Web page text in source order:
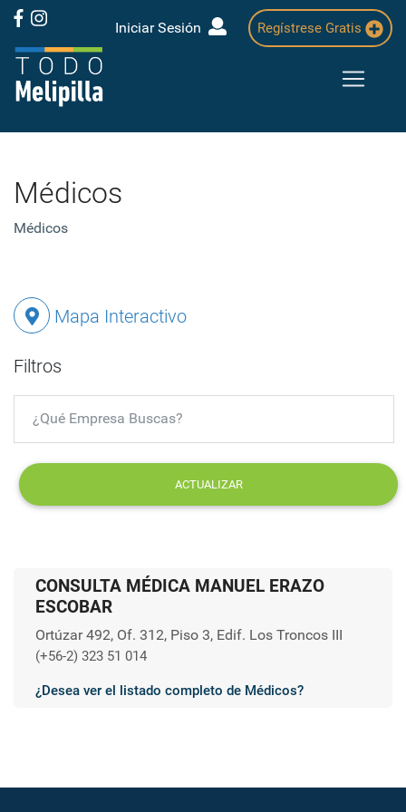
Iniciar Sesión Regístrese Gratis
Médicos
Médicos
Mapa Interactivo
Filtros
ACTUALIZAR
CONSULTA MÉDICA MANUEL ERAZO
ESCOBAR
Ortúzar 492, Of. 312, Piso 3, Edif. Los Troncos III
(+56-2) 323 51 014
¿Desea ver el listado completo de Médicos?